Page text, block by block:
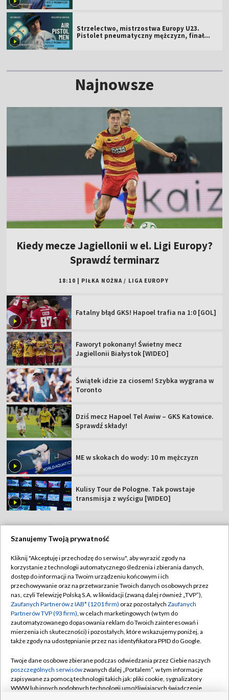
Strzelectwo, mistrzostwa Europy U23.
Pistolet pneumatyczny mężczyzn, finał
Najnowsze
Kiedy mecze Jagiellonii w el. Ligi Europy?
Sprawdź terminarz
18:10 PIŁKA NOŻNA / LIGA EUROPY
Fatalny błąd GKS! Hapoel trafia na 1:0 [GOL]
Faworyt pokonany! Świetny mecz
Jagiellonii Białystok [WIDEO]
Świątek idzie za ciosem! Szybka wygrana w
Toronto
Dziś mecz Hapoel Tel Awiw – GKS Katowice.
Sprawdź składy!
ME w skokach do wody: 10 m mężczyzn
Kulisy Tour de Pologne. Tak powstaje
transmisja z wyścigu [WIDEO]
Abonament TVP
Sklep TVP
Biuro Reklamy
Oferta Handlowa
Telegazeta ogłoszenia
Rada Programowa
Ogłoszenia przetargowe
Regulamin TVP
Polityka prywatności
Moje zgody
Biuro reklamy
Kontakt
Kanały
©2026 Telewizja Polska Spółka Akcyjna w likwidacji
Szanujemy Twoją prywatność
Kliknij "Akceptuję i przechodzę do serwisu", aby wyrazić zgody na
korzystanie z technologii automatycznego śledzenia i zbierania danych,
dostęp do informacji na Twoim urządzeniu końcowym i ich
przechowywanie oraz na przetwarzanie Twoich danych osobowych przez
nas, czyli Telewizję Polską S.A. w likwidacji (zwaną dalej również „TVP”),
Zaufanych Partnerów z IAB* (1201 firm) oraz pozostałych Zaufanych
Partnerów TVP (93 firm), w celach marketingowych (w tym do
zautomatyzowanego dopasowania reklam do Twoich zainteresowań i
mierzenia ich skuteczności) i pozostałych, które wskazujemy poniżej, a
także zgody na udostępnianie przez nas identyfikatora PPID do Google.
Twoje dane osobowe zbierane podczas odwiedzania przez Ciebie naszych
poszczególnych serwisówzwanych dalej „Portalem”, w tym informacje
zapisywane za pomocą technologii takich jak: pliki cookie, sygnalizatory
WWW lub innych podobnych technologii umożliwiających świadczenie